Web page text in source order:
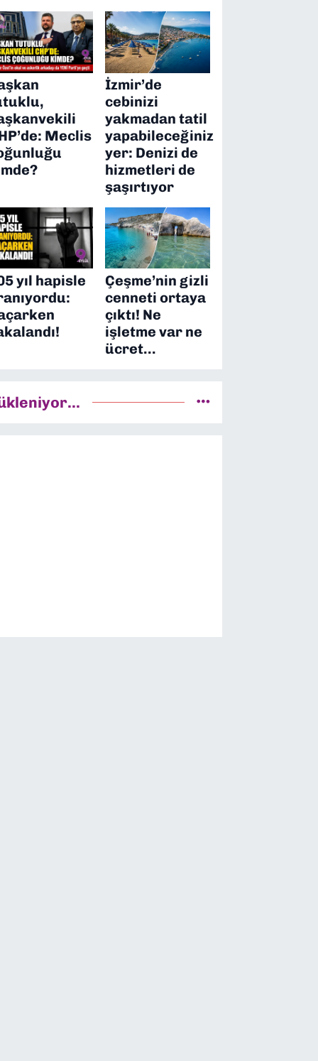
Meclis
İzmir’de
cebinizi
yakmadan tatil
yapabileceğiniz
yer: Denizi de
hizmetleri de
şaşırtıyor
yıl hapisle
Çeşme’nin gizli
cenneti ortaya
çıktı! Ne
işletme var ne
ücret…